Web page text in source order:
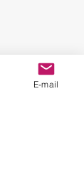
E-mail